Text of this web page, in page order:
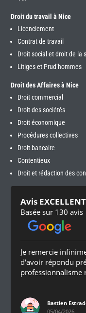
Droit du travail à Nice
Licenciement
Contrat de travail
Droit social et droit de la
Litiges et Prud’hommes
Droit des Affaires à Nice
Droit commercial
Droit des sociétés
Droit économique
Procédures collectives
Droit bancaire
Contentieux
Droit et rédaction des
Avis EXCELLENT
Basée sur 130 avis
Je remercie
d'avoir répondu
professionnalisme
Bastien
05/04/2026